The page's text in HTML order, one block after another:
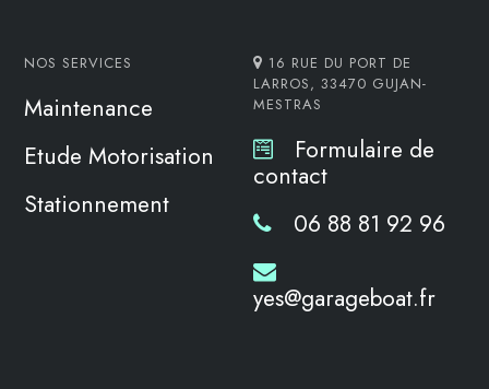
NOS SERVICES
Maintenance
Etude Motorisation
Stationnement
16 RUE DU PORT DE
LARROS, 33470 GUJAN-
MESTRAS
Formulaire de
contact
06 88 81 92 96
yes@garageboat.fr